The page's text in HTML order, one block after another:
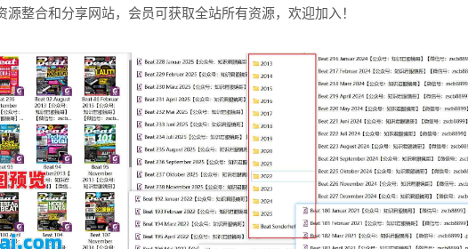
源整合和分享网站，会员可获取全站所有资源，欢迎加入！